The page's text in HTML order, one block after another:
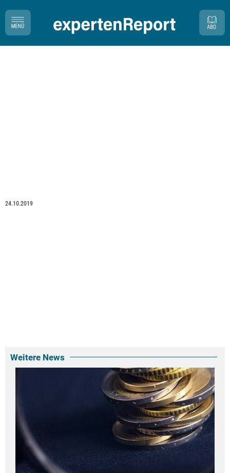
24.10.2019
Weitere News